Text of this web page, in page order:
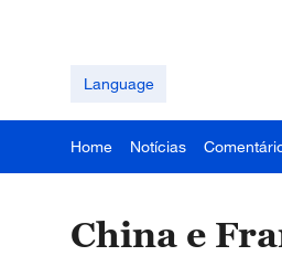
Language
Home Notícias
China e